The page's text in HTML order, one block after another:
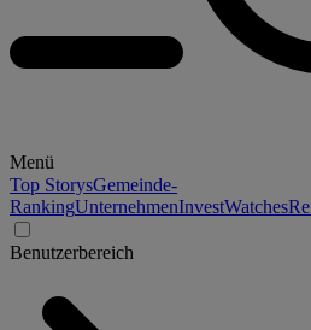
Menü
Top StorysGemeinde-
RankingUnternehmenInvestWatches
Benutzerbereich